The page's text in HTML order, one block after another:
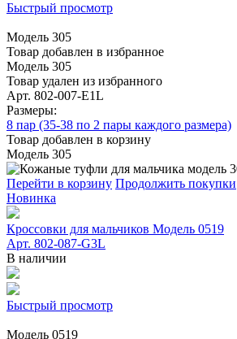
Быстрый просмотр
Модель 305
Товар добавлен в избранное
Модель 305
Товар удален из избранного
Арт. 802-007-E1L
Размеры:
8 пар (35-38 по 2 пары каждого размера)
Товар добавлен в корзину
Модель 305
Перейти в корзину Продолжить покупки
Новинка
Кроссовки для мальчиков Модель 0519
Арт. 802-087-G3L
В наличии
Быстрый просмотр
Модель 0519